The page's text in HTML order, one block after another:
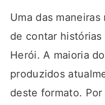
Uma das
de contar
Herói. A maioria
produzidos
deste formato.